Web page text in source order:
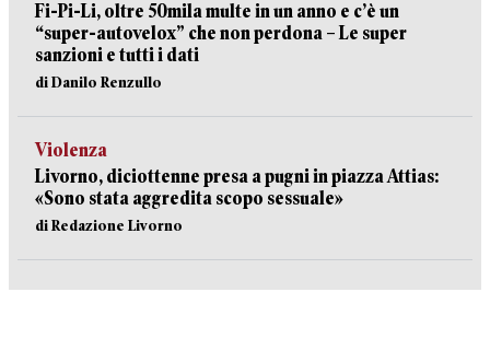
Fi-Pi-Li, oltre 50mila multe in un anno e c’è un
“super-autovelox” che non perdona – Le super
sanzioni e tutti i dati
di Danilo Renzullo
Violenza
Livorno, diciottenne presa a pugni in piazza Attias:
«Sono stata aggredita scopo sessuale»
di Redazione Livorno